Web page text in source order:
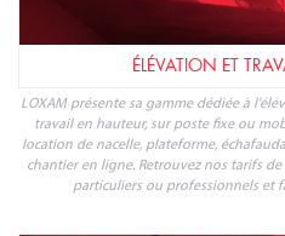
ÉLÉVATION ET
LOXAM présente sa gamme dédiée à
travail en hauteur, sur poste fixe ou
location de nacelle, plateforme,
chantier en ligne. Retrouvez nos tarifs
particuliers ou professionnels et